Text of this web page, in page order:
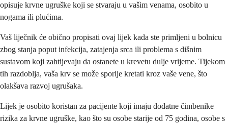
opisuje krvne ugruške koji se stvaraju u vašim venama, osobito u
nogama ili plućima.
Vaš liječnik će obično propisati ovaj lijek kada ste primljeni u bolnicu
zbog stanja poput infekcija, zatajenja srca ili problema s dišnim
sustavom koji zahtijevaju da ostanete u krevetu dulje vrijeme. Tijekom
tih razdoblja, vaša krv se može sporije kretati kroz vaše vene, što
olakšava razvoj ugrušaka.
Lijek je osobito koristan za pacijente koji imaju dodatne čimbenike
rizika za krvne ugruške, kao što su osobe starije od 75 godina, osobe s